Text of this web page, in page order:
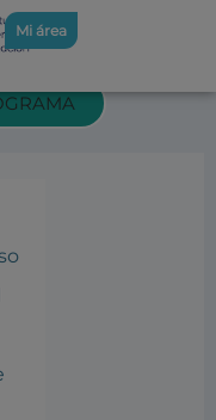
Mi área
DEL